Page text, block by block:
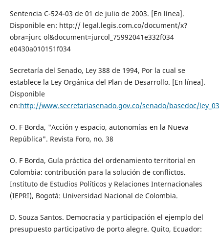
Sentencia C-524-03 de 01 de julio de 2003. [En línea].
Disponible en: http:// legal.legis.com.co/document/x?
obra=jurc ol&document=jurcol_75992041e332f034
e0430a010151f034
Secretaría del Senado, Ley 388 de 1994, Por la cual se
establece la Ley Orgánica del Plan de Desarrollo. [En línea].
Disponible
en:http://www.secretariasenado.gov.co/senado/basedoc/
O. F Borda, "Acción y espacio, autonomías en la Nueva
República". Revista Foro, no. 38
O. F Borda, Guía práctica del ordenamiento territorial en
Colombia: contribución para la solución de conflictos.
Instituto de Estudios Políticos y Relaciones Internacionales
(IEPRI), Bogotá: Universidad Nacional de Colombia.
D. Souza Santos. Democracia y participación el ejemplo del
presupuesto participativo de porto alegre. Quito, Ecuador: